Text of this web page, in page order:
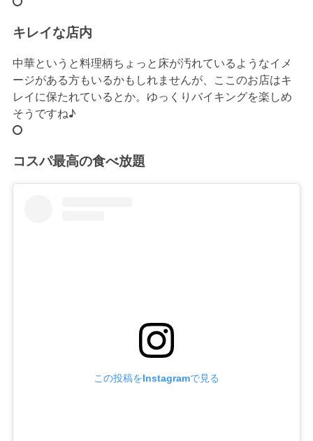
キレイな店内
中華というと料理柄ちょっと床が汚れているようなイメ
ージがある方もいるかもしれませんが、ここのお店はキ
レイに保たれているとか。ゆっくりバイキングを楽しめ
そうですね♪
コスパ最高の食べ放題
この投稿をInstagramで見る